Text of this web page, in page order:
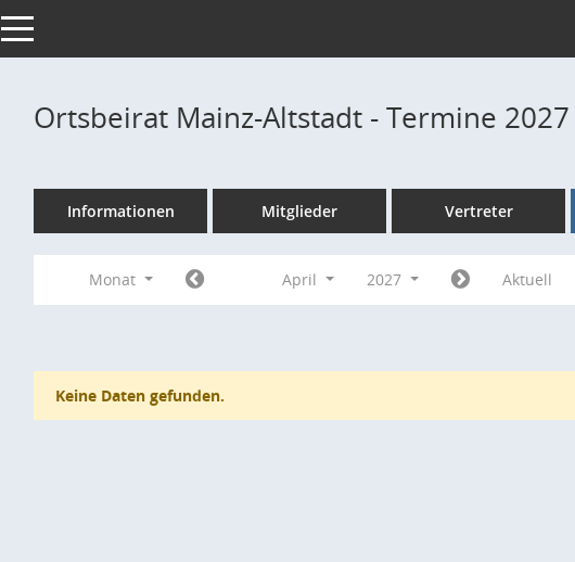
Toggle navigation
Ortsbeirat Mainz-Altstadt - Termine 2027
Informationen Mitglieder Vertreter
Monat April 2027 Aktuell
Keine Daten gefunden.